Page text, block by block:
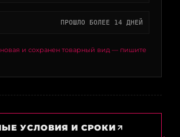
ПРОШЛО БОЛЕЕ 14 ДНЕЙ
и сохранен товарный вид — пишите
УСЛОВИЯ И СРОКИ